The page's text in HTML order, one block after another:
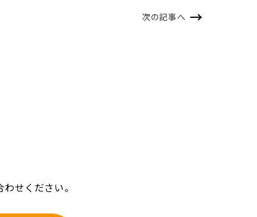
次の記事へ
せください。